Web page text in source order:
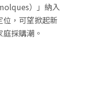
）」納入
位，可望掀起新
採購潮。